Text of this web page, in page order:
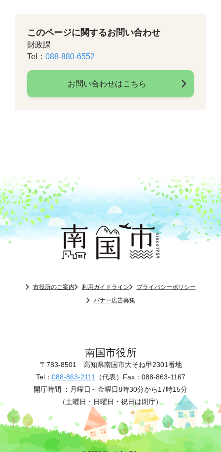
このページに関するお問い合わせ
財政課
Tel：088-880-6552
お問い合わせはこちら
市役所のご案内 利用ガイドライン
プライバシーポリシー
バナー広告募集
南国市役所
〒783-8501 高知県南国市大そね甲2301番地
Tel： 088-863-2111 （代表） Fax：088-863-1167
開庁時間 ： 月曜日～金曜日8時30分から17時15分
（土曜日・日曜日・祝日は閉庁）